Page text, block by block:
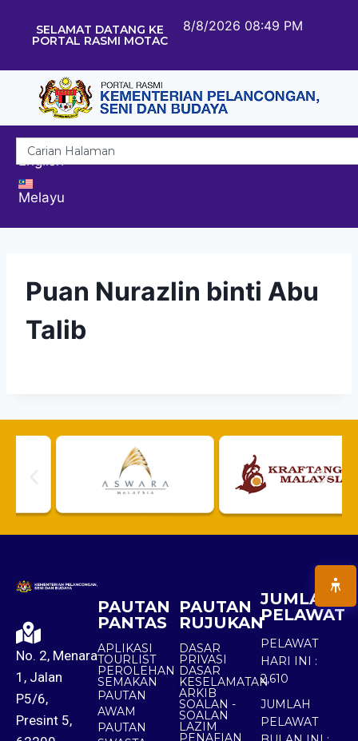
SELAMAT DATANG KE
PORTAL RASMI MOTAC
8/8/2026 08:49 PM
English
Melayu
Puan Nurazlin binti Abu
Talib
No. 2, Menara
1, Jalan
P5/6,
Presint 5,
PAUTAN
PANTAS
APLIKASI
TOURLIST
PEROLEHAN
SEMAKAN
PAUTAN
AWAM
PAUTAN
PAUTAN
RUJUKAN
DASAR
PRIVASI
DASAR
KESELAMATAN
ARKIB
SOALAN -
SOALAN
LAZIM
PENAFIAN
JUMLAH
PELAWAT
PELAWAT
HARI INI :
2,610
JUMLAH
PELAWAT